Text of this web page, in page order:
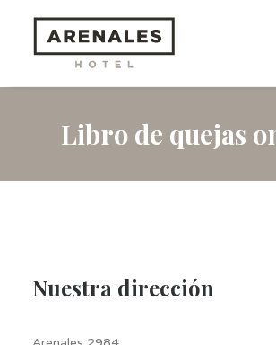
Habitaciones
Libro de quejas
Nuestra dirección